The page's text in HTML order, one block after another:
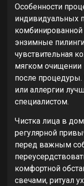
Особенности
индивидуальных
энзимные
чувствительная
мягком очищении
после
или аллергии
специалистом.
Чистка лица в
регулярной
перед важным
комфортной
свечами, ритуал